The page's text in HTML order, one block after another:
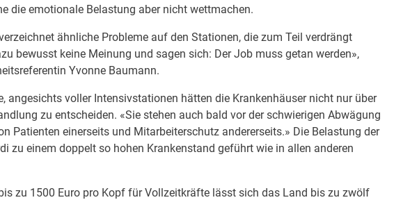
die emotionale Belastung aber nicht wettmachen.
ähnliche Probleme auf den Stationen, die zum Teil verdrängt
bewusst keine Meinung und sagen sich: Der Job muss getan werden»,
Yvonne Baumann.
angesichts voller Intensivstationen hätten die Krankenhäuser nicht nur über
zu entscheiden. «Sie stehen auch bald vor der schwierigen Abwägung
Patienten einerseits und Mitarbeiterschutz andererseits.» Die Belastung der
zu einem doppelt so hohen Krankenstand geführt wie in allen anderen
zu 1500 Euro pro Kopf für Vollzeitkräfte lässt sich das Land bis zu zwölf